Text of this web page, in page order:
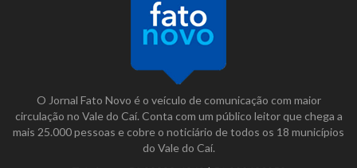
O Jornal Fato Novo é o veículo de comunicação com maior
circulação no Vale do Caí. Conta com um público leitor que chega a
mais 25.000 pessoas e cobre o noticiário de todos os 18 municípios
do Vale do Caí.